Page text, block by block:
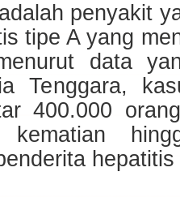
penyakit
tipe A yang
data
Tenggara,
400.000
kematian